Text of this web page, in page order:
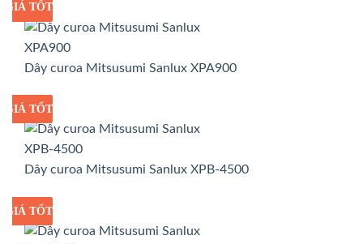
GIÁ SỈ
GIÁ TỐT
Dây curoa Mitsusumi Sanlux XPA900
GIÁ SỈ
GIÁ TỐT
Dây curoa Mitsusumi Sanlux XPB-4500
GIÁ SỈ
GIÁ TỐT